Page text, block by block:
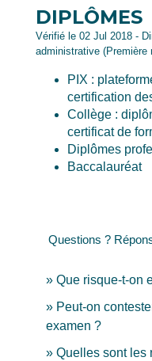
DIPLÔMES
Vérifié le 02 Jul 2018 -
administrative (Première
PIX :
certification
Collège :
certificat de
Diplômes
Baccalauréat
Questions ?
Que risque-t-on
Peut-on
examen ?
Quelles sont les